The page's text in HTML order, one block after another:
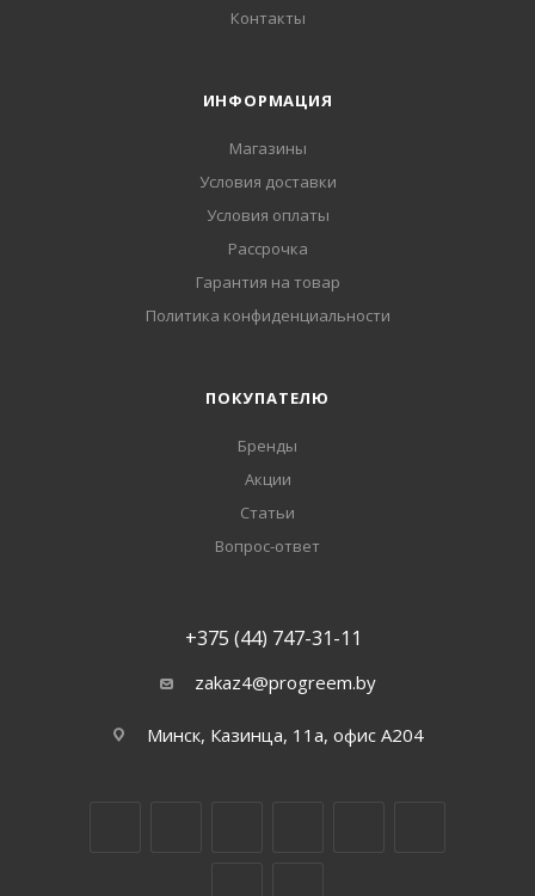
Контакты
ИНФОРМАЦИЯ
Магазины
Условия доставки
Условия оплаты
Рассрочка
Гарантия на товар
Политика конфиденциальности
ПОКУПАТЕЛЮ
Бренды
Акции
Статьи
Вопрос-ответ
+375 (44) 747-31-11
zakaz4@progreem.by
Минск, Казинца, 11а, офис А204